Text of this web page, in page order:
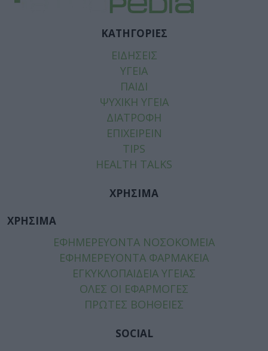
ΚΑΤΗΓΟΡΙΕΣ
ΕΙΔΗΣΕΙΣ
ΥΓΕΙΑ
ΠΑΙΔΙ
ΨΥΧΙΚΗ ΥΓΕΙΑ
ΔΙΑΤΡΟΦΗ
ΕΠΙΧΕΙΡΕΙΝ
TIPS
HEALTH TALKS
ΧΡΗΣΙΜΑ
ΧΡΗΣΙΜΑ
ΕΦΗΜΕΡΕΥΟΝΤΑ ΝΟΣΟΚΟΜΕΙΑ
ΕΦΗΜΕΡΕΥΟΝΤΑ ΦΑΡΜΑΚΕΙΑ
ΕΓΚΥΚΛΟΠΑΙΔΕΙΑ ΥΓΕΙΑΣ
ΟΛΕΣ ΟΙ ΕΦΑΡΜΟΓΕΣ
ΠΡΩΤΕΣ ΒΟΗΘΕΙΕΣ
SOCIAL